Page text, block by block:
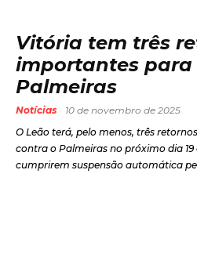
Vitória tem três
importantes para
Palmeiras
Notícias
10 de novembro de 2025
O Leão terá, pelo menos, três
contra o Palmeiras no próximo dia
cumprirem suspensão automática